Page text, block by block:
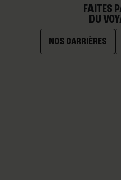
FAITES
DU
NOS CARRIÈRES